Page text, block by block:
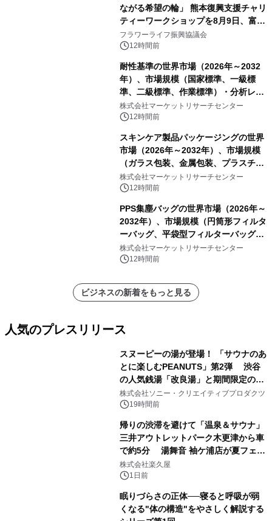
ながる希望の輪」 熊本復興支援チャリ
ティーワークショップを8月9日、富
山・射水で開催
フラワーライフ振興協議会
12時間前
耐性基準の世界市場（2026年～2032
年）、市場規模（国家標準、一級標
準、二級標準、作業標準）・分析レポ
ートを発表
株式会社マーケットリサーチセンター
12時間前
スキンケア製品パッケージングの世界
市場（2026年～2032年）、市場規模
（ガラス包装、金属包装、プラスチッ
ク包装、その他）・分析レポートを発
表
株式会社マーケットリサーチセンター
12時間前
PPS集塵バッグの世界市場（2026年～
2032年）、市場規模（円筒形フィルタ
ーバッグ、平袋型フィルターバッグ、
プリーツフィルターバッグ、その
他）・分析レポートを発表
株式会社マーケットリサーチセンター
12時間前
ビジネスの新着をもっと見る
人気のプレスリリース
スヌーピーの湯が登場！ 「サウナのあ
とに楽しむPEANUTS」第2弾 渋谷
の人気銭湯「改良湯」と期間限定のコ
ラボレーション サウナイキタイコラ
ボグッズも発売決定！
株式会社ソニー・クリエイティブプロダクツ
19時間前
帰りの渋滞を避けて「温泉＆サウナ」
三井アウトレットパーク木更津から車
で約5分 湯舞音 袖ケ浦店が夏フェア
メニューを提供
株式会社楽久屋
1日前
眠りづらさの正体──寝ると呼吸が弱
くなる"体の構造"をやさしく解説する